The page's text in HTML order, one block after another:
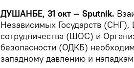
ДУШАНБЕ, 31 окт — Sputnik.
Независимых Государств (СНГ),
сотрудничества (ШОС) и
безопасности (ОДКБ)
западному давлению и